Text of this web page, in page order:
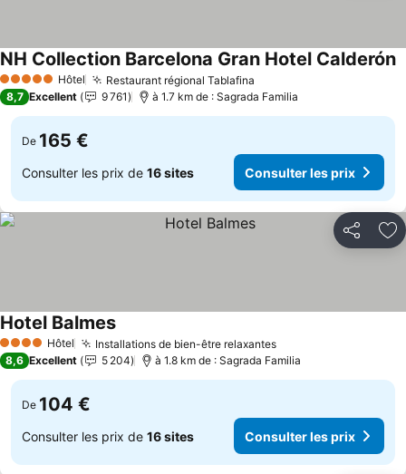
5 Étoiles Hôtel Restaurant régional Tablafina
NH Collection Barcelona Gran Hotel Calderón
8,7 Excellent 9 761 à 1.7 km de : Sagrada Familia
De 165 €
Consulter les prix de 16 sites Consulter les prix
Partager
4 Étoiles Hôtel Installations de bien-être relaxantes
Hotel Balmes
8,6 Excellent 5 204 à 1.8 km de : Sagrada Familia
De 104 €
Consulter les prix de 16 sites Consulter les prix